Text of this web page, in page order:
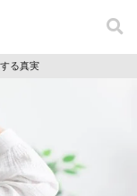
る真実